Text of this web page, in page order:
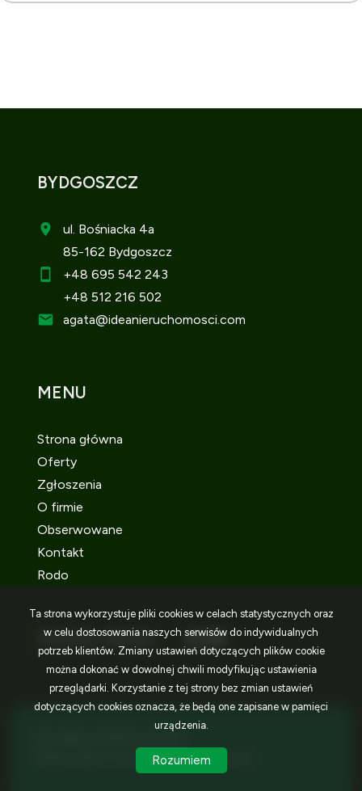
BYDGOSZCZ
ul. Bośniacka 4a
85-162 Bydgoszcz
+48 695 542 243
+48 512 216 502
agata@ideanieruchomosci.com
MENU
Strona główna
Oferty
Zgłoszenia
O firmie
Obserwowane
Kontakt
Rodo
SOCIAL MEDIA Facebook
Facebook
Facebook
Program dla biur nieruchomościGalactica Virgo
Ta strona wykorzystuje pliki cookies w celach statystycznych oraz
w celu dostosowania naszych serwisów do indywidualnych
potrzeb klientów. Zmiany ustawień dotyczących plików cookie
można dokonać w dowolnej chwili modyfikując ustawienia
przeglądarki. Korzystanie z tej strony bez zmian ustawień
dotyczących cookies oznacza, że będą one zapisane w pamięci
urządzenia.
Rozumiem